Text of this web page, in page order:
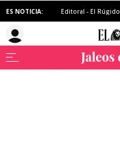
ES NOTICIA: Editoral - El Rúgido